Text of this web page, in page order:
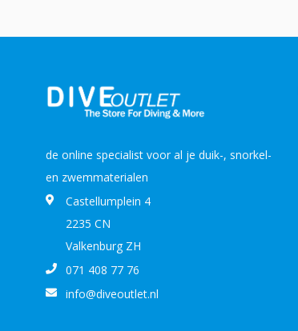
de online specialist voor al je duik-, snorkel-
en zwemmaterialen
Castellumplein 4
2235 CN
Valkenburg ZH
071 408 77 76
info@diveoutlet.nl